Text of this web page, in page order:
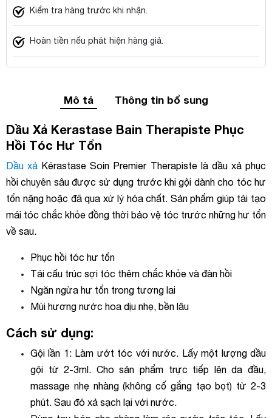
Kiểm tra hàng trước khi nhận.
Hoàn tiền nếu phát hiện hàng giả.
Mô tả Thông tin bổ sung
Dầu Xả Kerastase Bain Therapiste Phục
Hồi Tóc Hư Tổn
Dầu xả Kérastase Soin Premier Therapiste là dầu xả phục
hồi chuyên sâu được sử dụng trước khi gội dành cho tóc hư
tổn nặng hoặc đã qua xử lý hóa chất. Sản phẩm giúp tái tạo
mái tóc chắc khỏe đồng thời bảo vệ tóc trước những hư tổn
về sau.
Phục hồi tóc hư tổn
Tái cấu trúc sợi tóc thêm chắc khỏe và đàn hồi
Ngăn ngừa hư tổn trong tương lai
Mùi hương nước hoa dịu nhẹ, bền lâu
Cách sử dụng:
Gội lần 1: Làm ướt tóc với nước. Lấy một lượng dầu
gội từ 2-3ml. Cho sản phẩm trực tiếp lên da đầu,
massage nhẹ nhàng (không cố gắng tạo bọt) từ 2-3
phút. Sau đó xả sạch lại với nước.